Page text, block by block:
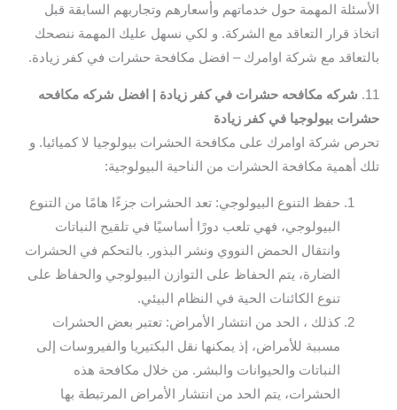
الأسئلة المهمة حول خدماتهم وأسعارهم وتجاربهم السابقة قبل
اتخاذ قرار التعاقد مع الشركة. و لكي نسهل عليك المهمة ننصحك
بالتعاقد مع شركة اوامرك – افضل مكافحة حشرات في كفر زيادة.
11.
شركه مكافحه حشرات في كفر زيادة | افضل شركه مكافحه
حشرات بيولوجيا في كفر زيادة
تحرص شركة اوامرك على مكافحة الحشرات بيولوجيا لا كميائيا. و
تلك أهمية مكافحة الحشرات من الناحية البيولوجية:
حفظ التنوع البيولوجي: تعد الحشرات جزءًا هامًا من التنوع
البيولوجي، فهي تلعب دورًا أساسيًا في تلقيح النباتات
وانتقال الحمض النووي ونشر البذور. بالتحكم في الحشرات
الضارة، يتم الحفاظ على التوازن البيولوجي والحفاظ على
تنوع الكائنات الحية في النظام البيئي.
كذلك ، الحد من انتشار الأمراض: تعتبر بعض الحشرات
مسببة للأمراض، إذ يمكنها نقل البكتيريا والفيروسات إلى
النباتات والحيوانات والبشر. من خلال مكافحة هذه
الحشرات، يتم الحد من انتشار الأمراض المرتبطة بها